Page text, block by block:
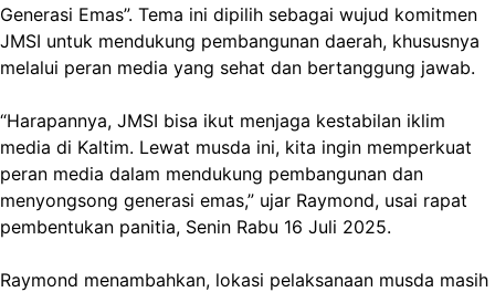
Generasi Emas”. Tema ini dipilih sebagai wujud komitmen
JMSI untuk mendukung pembangunan daerah, khususnya
melalui peran media yang sehat dan bertanggung jawab.
“Harapannya, JMSI bisa ikut menjaga kestabilan iklim
media di Kaltim. Lewat musda ini, kita ingin memperkuat
peran media dalam mendukung pembangunan dan
menyongsong generasi emas,” ujar Raymond, usai rapat
pembentukan panitia, Senin Rabu 16 Juli 2025.
Raymond menambahkan, lokasi pelaksanaan musda masih